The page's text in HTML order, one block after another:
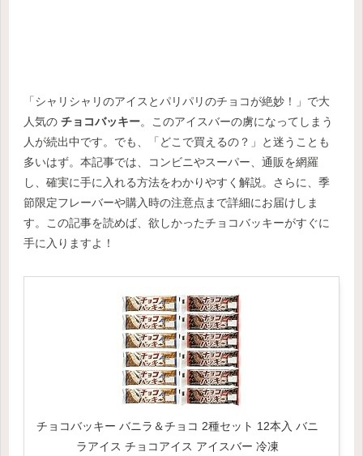
「シャリシャリのアイスとパリパリのチョコが絶妙！」で大
人気の チョコバッキー。このアイスバーの虜になってしまう
人が続出中です。でも、「どこで買えるの？」と迷うことも
多いはず。本記事では、コンビニやスーパー、通販を網羅
し、確実に手に入れる方法をわかりやすく解説。さらに、季
節限定フレーバーや購入時の注意点まで詳細にお届けしま
す。この記事を読めば、欲しかったチョコバッキーがすぐに
手に入りますよ！
チョコバッキー バニラ＆チョコ 2種セット 12本入 バニ
ラアイス チョコアイス アイスバー 冷凍